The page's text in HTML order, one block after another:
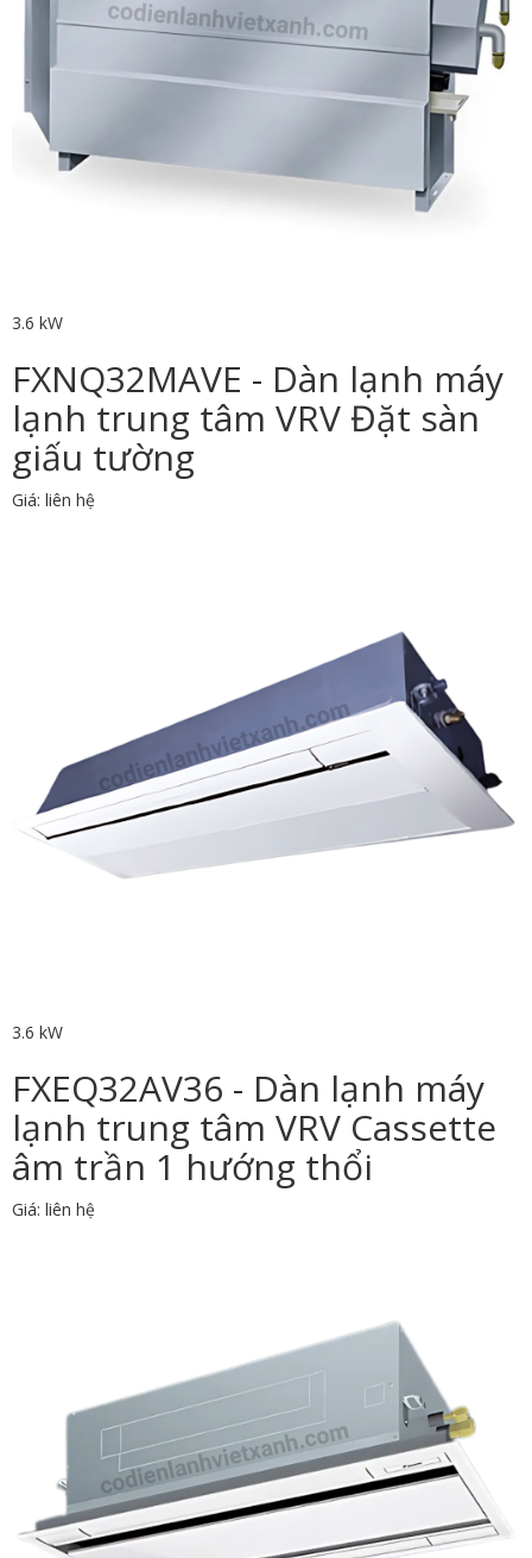
3.6 kW
FXNQ32MAVE - Dàn lạnh máy
lạnh trung tâm VRV Đặt sàn
giấu tường
Giá: liên hệ
3.6 kW
FXEQ32AV36 - Dàn lạnh máy
lạnh trung tâm VRV Cassette
âm trần 1 hướng thổi
Giá: liên hệ